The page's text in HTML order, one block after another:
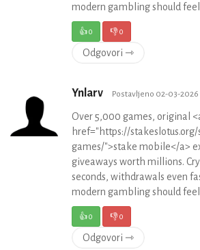
modern gambling should
👍0 👎0
Odgovori ⇾
Ynlarv Postavljeno 02-03-2026
Over 5,000 games, original
href="https://
games/">stake mobile</a>
giveaways worth millions.
seconds, withdrawals even
modern gambling should
👍0 👎0
Odgovori ⇾